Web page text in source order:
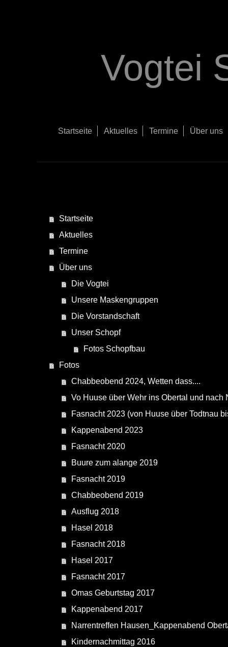
Vogtei
Startseite Aktuelles Termine Über uns
Startseite
Aktuelles
Termine
Über uns
Die Vogtei
Unsere Maskengruppen
Die Vorstandschaft
Unser Schopf
Fotos Schopfbau
Fotos
Chabbeobend 2024, Wetten dass....
Vo Huuse über Wehr ins Obertal und nach
Fasnacht 2023 (von Huuse über Todtnau
Kappenabend 2023
Fasnacht 2020
Buure zum alange 2019
Fasnacht 2019
Chabbeobend 2019
Ausflug 2018
Hasel 2018
Fasnacht 2018
Hasel 2017
Fasnacht 2017
Omas Geburtstag 2017
Kappenabend 2017
Narrentreffen Hausen_Kappenabend
Kindernachmittag 2016